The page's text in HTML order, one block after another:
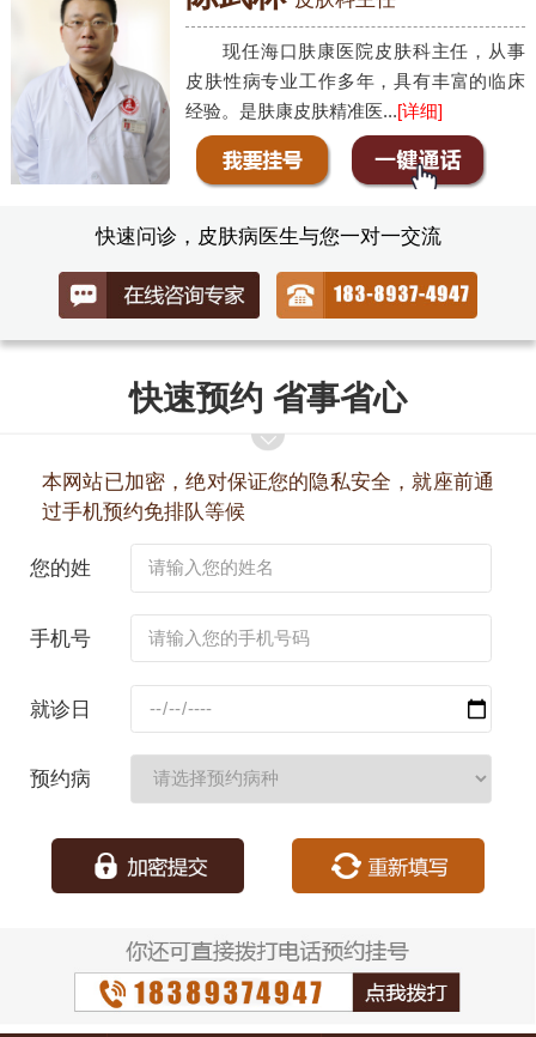
现任海口肤康医院皮肤科主任，从事
皮肤性病专业工作多年，具有丰富的临床
经验。是肤康皮肤精准医...[详细]
快速问诊，皮肤病医生与您一对一交流
快速预约 省事省心
本网站已加密，绝对保证您的隐私安全，就座前通
过手机预约免排队等候
您的姓
手机号
就诊日
预约病